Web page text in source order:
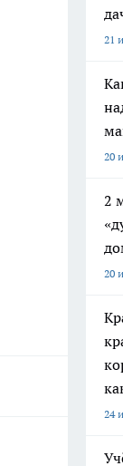
21
20
2
20
24